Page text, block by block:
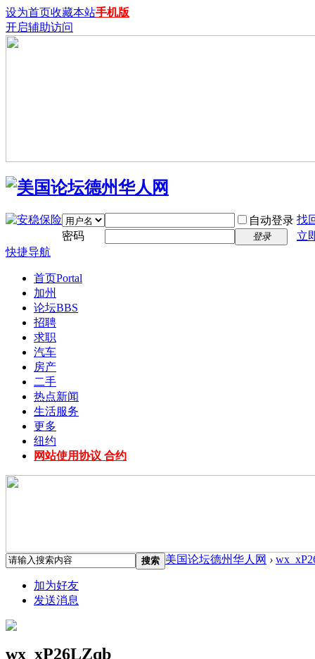
设为首页收藏本站手机版
开启辅助访问
自动登录 找
密码
登录
立
快捷导航
首页Portal
加州
论坛BBS
招聘
求职
汽车
房产
二手
热点新闻
生活服务
更多
纽约
网站使用协议 合约
搜索 美国论坛德州华人网 ›
加为好友
发送消息
wx_xP26LZqb